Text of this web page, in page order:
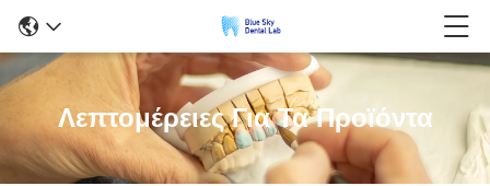
Λεπτομέρειες Για Τα Προϊόντα